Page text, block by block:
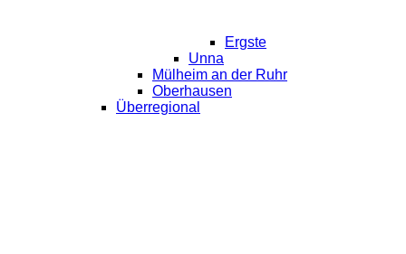
Ergste
Unna
Mülheim an der Ruhr
Oberhausen
Überregional